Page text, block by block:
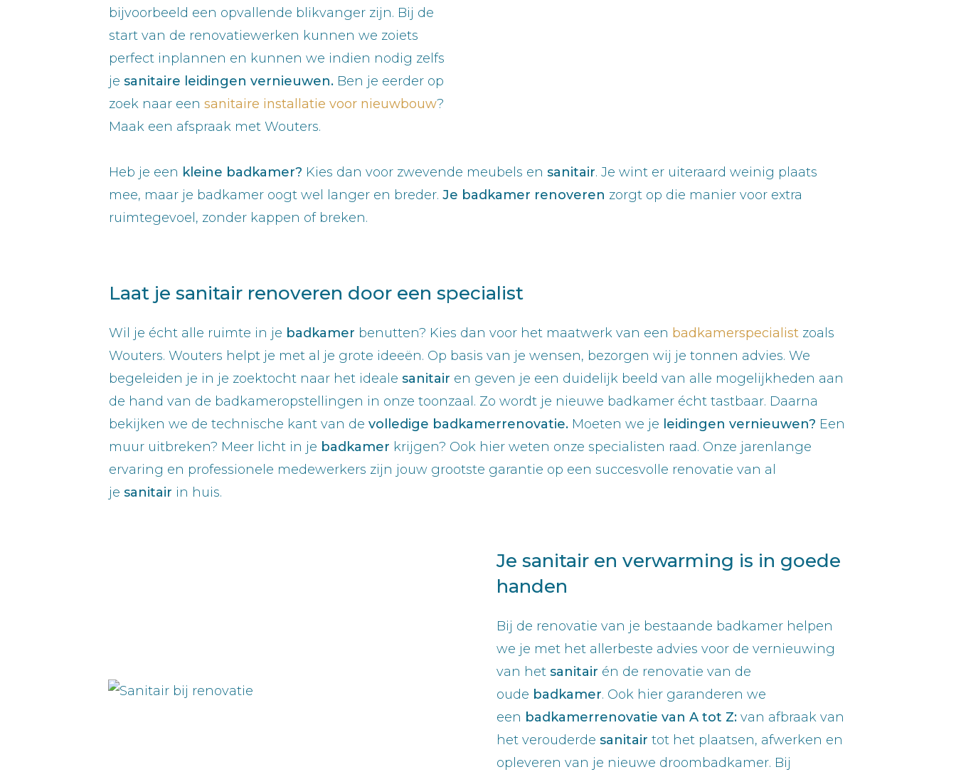
bijvoorbeeld een opvallende blikvanger zijn. Bij de
start van de renovatiewerken kunnen we zoiets
perfect inplannen en kunnen we indien nodig zelfs
je sanitaire leidingen vernieuwen. Ben je eerder op
zoek naar een sanitaire installatie voor nieuwbouw?
Maak een afspraak met Wouters.
Heb je een kleine badkamer? Kies dan voor zwevende meubels en sanitair. Je wint er uiteraard weinig plaats
mee, maar je badkamer oogt wel langer en breder. Je badkamer renoveren zorgt op die manier voor extra
ruimtegevoel, zonder kappen of breken.
Laat je sanitair renoveren door een specialist
Wil je écht alle ruimte in je badkamer benutten? Kies dan voor het maatwerk van een badkamerspecialist zoals
Wouters. Wouters helpt je met al je grote ideeën. Op basis van je wensen, bezorgen wij je tonnen advies. We
begeleiden je in je zoektocht naar het ideale sanitair en geven je een duidelijk beeld van alle mogelijkheden aan
de hand van de badkameropstellingen in onze toonzaal. Zo wordt je nieuwe badkamer écht tastbaar. Daarna
bekijken we de technische kant van de volledige badkamerrenovatie. Moeten we je leidingen vernieuwen? Een
muur uitbreken? Meer licht in je badkamer krijgen? Ook hier weten onze specialisten raad. Onze jarenlange
ervaring en professionele medewerkers zijn jouw grootste garantie op een succesvolle renovatie van al
je sanitair in huis.
Je sanitair en verwarming is in goede
handen
Bij de renovatie van je bestaande badkamer helpen
we je met het allerbeste advies voor de vernieuwing
van het sanitair én de renovatie van de
oude badkamer. Ook hier garanderen we
een badkamerrenovatie van A tot Z: van afbraak van
het verouderde sanitair tot het plaatsen, afwerken en
opleveren van je nieuwe droombadkamer. Bij